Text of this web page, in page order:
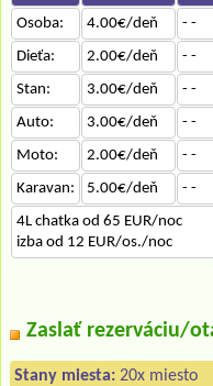
Osoba:
4.00€/deň - -
Dieťa:
2.00€/deň - -
Stan:
3.00€/deň - -
Auto:
3.00€/deň - -
Moto:
2.00€/deň - -
Karavan:
5.00€/deň - -
4L chatka od 65 EUR/noc
izba od 12 EUR/os./noc
Zaslať rezerváciu/
Stany miesta: 20x miesto